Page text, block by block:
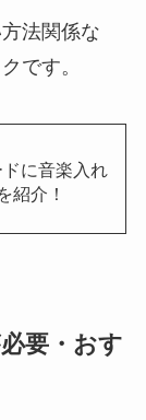
法関係な
です。
ドに音楽入れ
紹介！
要・おす